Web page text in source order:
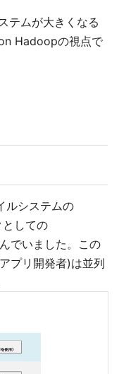
テムが大きくなる
Hadoopの視点で
ルシステムの
しての
でいました。この
プリ開発者)は並列